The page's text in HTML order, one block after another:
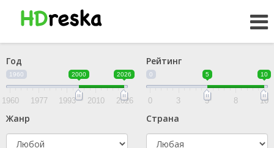
Год
1960 2000 2026
1960 1977 1993 2010 2026
Рейтинг
0 5 10
0 3 5 8 10
Жанр Страна